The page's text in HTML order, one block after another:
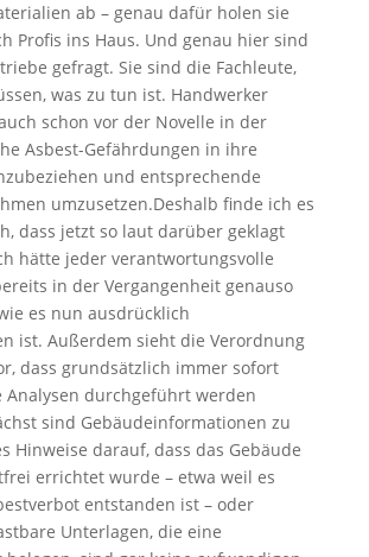
ab – genau dafür holen sie
Profis ins Haus. Und genau hier sind
gefragt. Sie sind die Fachleute,
was zu tun ist. Handwerker
schon vor der Novelle in der
Asbest-Gefährdungen in ihre
und entsprechende
umzusetzen.Deshalb finde ich es
dass jetzt so laut darüber geklagt
hätte jeder verantwortungsvolle
in der Vergangenheit genauso
es nun ausdrücklich
ist. Außerdem sieht die Verordnung
dass grundsätzlich immer sofort
Analysen durchgeführt werden
sind Gebäudeinformationen zu
Hinweise darauf, dass das Gebäude
errichtet wurde – etwa weil es
entstanden ist – oder
Unterlagen, die eine